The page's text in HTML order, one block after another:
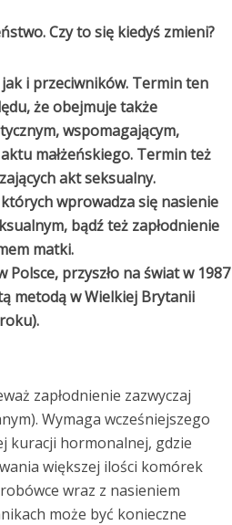
Czy to się kiedyś zmieni?
i przeciwników. Termin ten
że obejmuje także
wspomagającym,
małżeńskiego. Termin też
akt seksualny.
wprowadza się nasienie
bądź też zapłodnienie
matki.
przyszło na świat w 1987
metodą w Wielkiej Brytanii
zapłodnienie zazwyczaj
Wymaga wcześniejszego
kuracji hormonalnej, gdzie
większej ilości komórek
wraz z nasieniem
może być konieczne